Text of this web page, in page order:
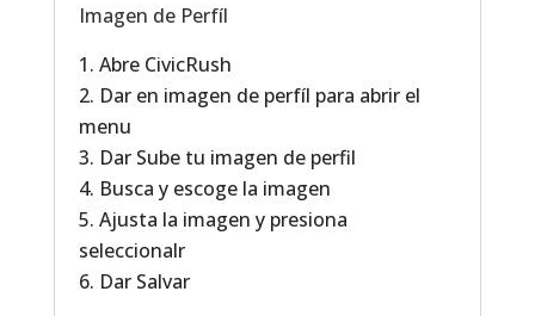
Imagen de Perfíl
Abre CivicRush
Dar en imagen de perfíl para abrir el
menu
Dar Sube tu imagen de perfil
Busca y escoge la imagen
Ajusta la imagen y presiona
seleccionalr
Dar Salvar